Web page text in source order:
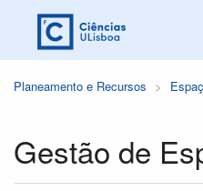
Planeamento e Recursos
Gestão de